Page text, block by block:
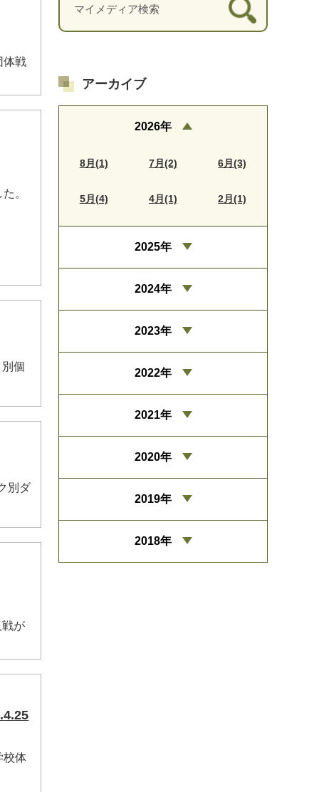
体戦
。
個
別ダ
が
校体
アーカイブ
2026年
8月(1) 7月(2) 6月(3)
5月(4) 4月(1) 2月(1)
2025年
2024年
2023年
2022年
2021年
2020年
2019年
2018年